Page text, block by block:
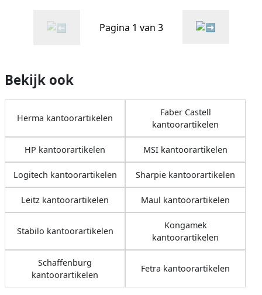
Pagina 1 van 3
Bekijk ook
Herma kantoorartikelen
Faber Castell
kantoorartikelen
HP kantoorartikelen MSI kantoorartikelen
Logitech kantoorartikelen Sharpie kantoorartikelen
Leitz kantoorartikelen Maul kantoorartikelen
Stabilo kantoorartikelen
Kongamek
kantoorartikelen
Schaffenburg
kantoorartikelen
Fetra kantoorartikelen